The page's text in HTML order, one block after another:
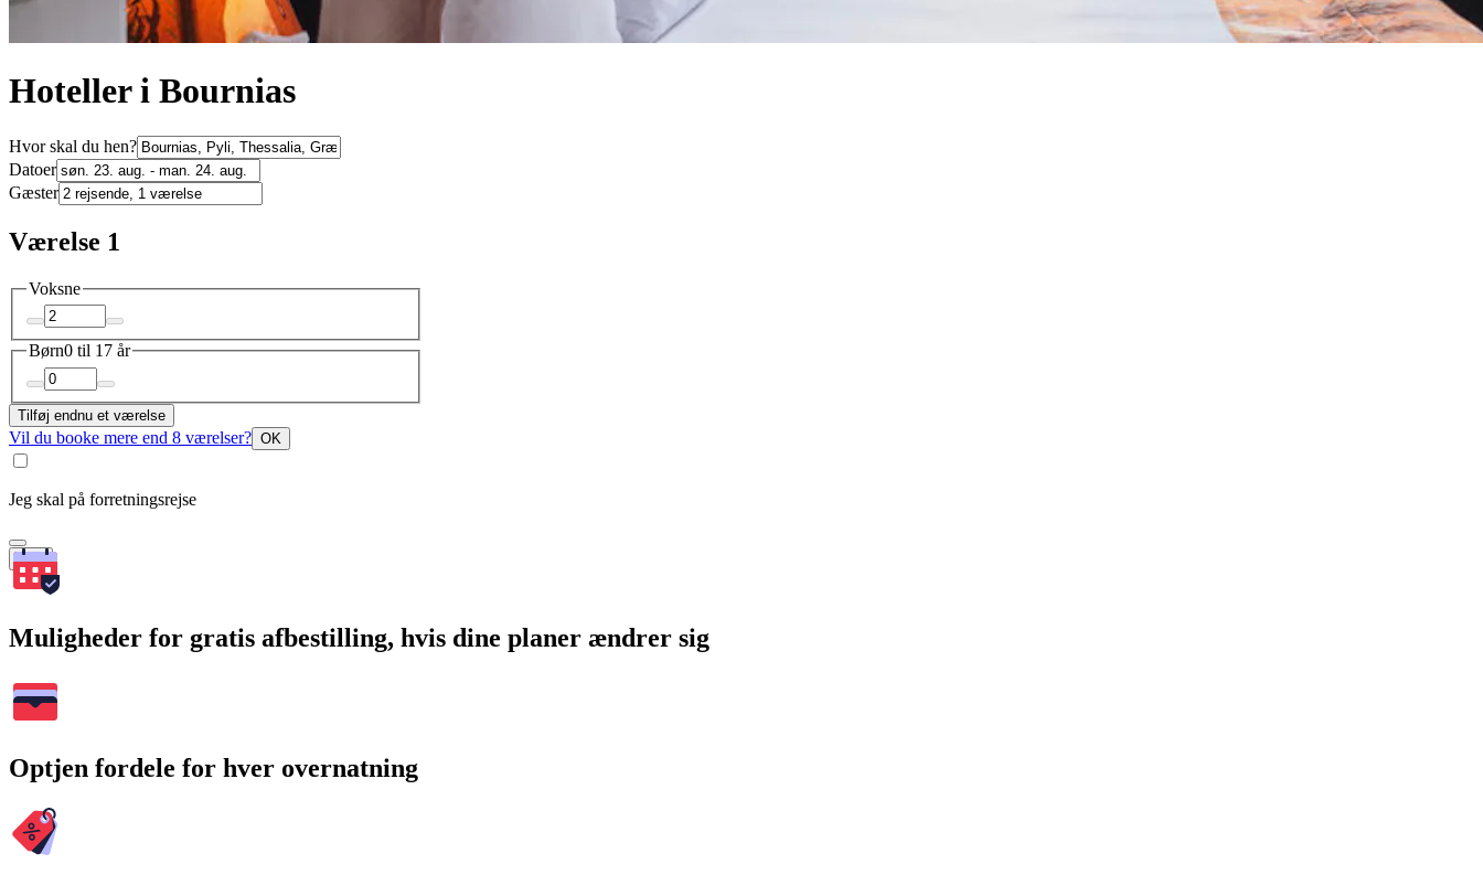
Hoteller i Bournias
Hvor skal du hen?
Datoer
Gæster
Værelse 1
Voksne
Børn0 til 17 år
Tilføj endnu et værelse
Vil du booke mere end 8 værelser? OK
Jeg skal på forretningsrejse
Søg
Muligheder for gratis afbestilling, hvis dine planer ændrer sig
Optjen fordele for hver overnatning